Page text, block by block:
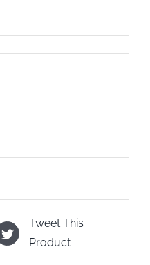
Tweet This
Product